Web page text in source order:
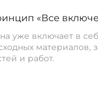
«Все
уже включает в
материалов,
и работ.